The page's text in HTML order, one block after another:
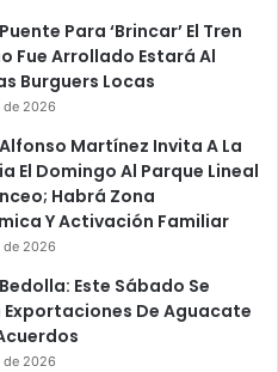
Para ‘Brincar’ El Tren
Fue Arrollado Estará Al
Burguers Locas
de 2026
Martínez Invita A La
El Domingo Al Parque Lineal
Habrá Zona
Y Activación Familiar
de 2026
Este Sábado Se
Exportaciones De Aguacate
de 2026